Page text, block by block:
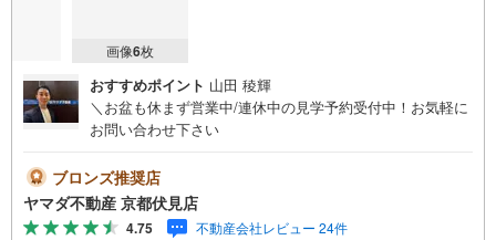
画像6枚
おすすめポイント 山田 稜輝
＼お盆も休まず営業中/連休中の見学予約受付中！お気軽に
お問い合わせ下さい
ブロンズ推奨店
ヤマダ不動産 京都伏見店
4.75 不動産会社レビュー 24件